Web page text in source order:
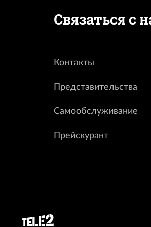
Связаться с
Контакты
Представительства
Самообслуживание
Прейскурант